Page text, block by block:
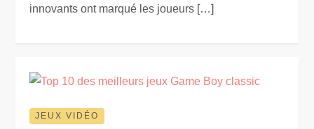
innovants ont marqué les joueurs […]
JEUX VIDÉO